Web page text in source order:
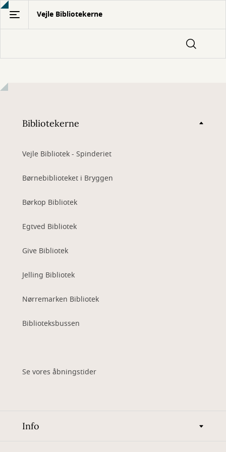
Gå
hovedindhold
Vejle Bibliotekerne
Bibliotekerne
Vejle Bibliotek - Spinderiet
Børnebiblioteket i Bryggen
Børkop Bibliotek
Egtved Bibliotek
Give Bibliotek
Jelling Bibliotek
Nørremarken Bibliotek
Biblioteksbussen
Se vores åbningstider
Info